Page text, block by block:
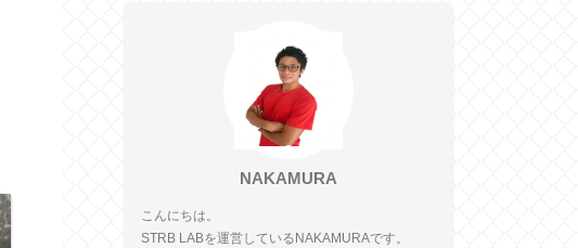
NAKAMURA
こんにちは。
STRB LABを運営しているNAKAMURAです。